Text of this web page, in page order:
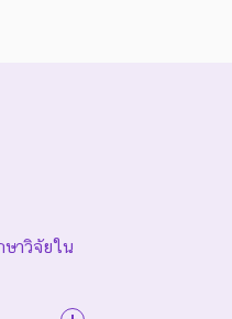
ษาวิจัยใน